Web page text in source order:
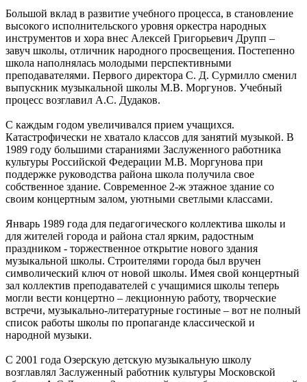
Большой вклад в развитие учебного процесса, в становление
высокого исполнительского уровня оркестра народных
инструментов и хора внес Алексей Григорьевич Друпп –
завуч школы, отличник народного просвещения. Постепенно
школа наполнялась молодыми перспективными
преподавателями. Первого директора С. Д. Сурмилло сменил
выпускник музыкальной школы М.В. Моргунов. Учебный
процесс возглавил А.С. Дудаков.
С каждым годом увеличивался прием учащихся.
Катастрофически не хватало классов для занятий музыкой. В
1989 году большими стараниями Заслуженного работника
культуры Российской Федерации М.В. Моргунова при
поддержке руководства района школа получила свое
собственное здание. Современное 2-ж этажное здание со
своим концертным залом, уютными светлыми классами.
Январь 1989 года для педагогического коллектива школы и
для жителей города и района стал ярким, радостным
праздником - торжественное открытие нового здания
музыкальной школы. Строителями города был вручен
символический ключ от новой школы. Имея свой концертный
зал коллектив преподавателей с учащимися школы теперь
могли вести концертно – лекционную работу, творческие
встречи, музыкально-литературные гостиные – вот не полный
список работы школы по пропаганде классической и
народной музыки.
С 2001 года Озерскую детскую музыкальную школу
возглавлял Заслуженный работник культуры Московской